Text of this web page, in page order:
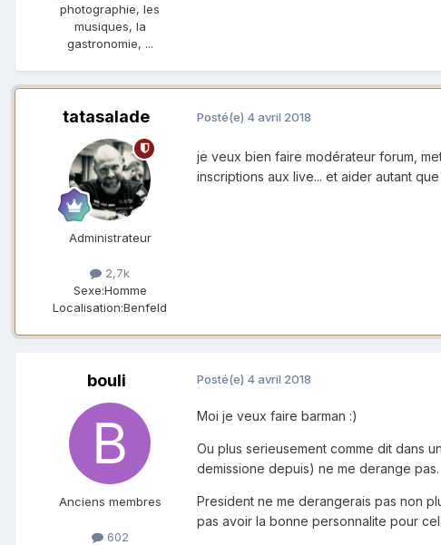
photographie, les
musiques, la
gastronomie, ...
tatasalade
Administrateur
2,7k
Sexe:Homme
Localisation:Benfeld
Posté(e) 4 avril 2018
je veux bien faire modérateur forum,
inscriptions aux live... et aider autant
bouli
Anciens membres
602
Posté(e) 4 avril 2018
Moi je veux faire barman :)
Ou plus serieusement comme dit dans
demissione depuis) ne me derange pas.
President ne me derangerais pas non
pas avoir la bonne personnalite pour